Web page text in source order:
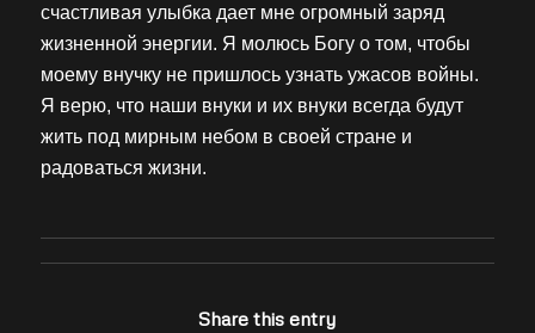
счастливая улыбка дает мне огромный заряд
жизненной энергии. Я молюсь Богу о том, чтобы
моему внучку не пришлось узнать ужасов войны.
Я верю, что наши внуки и их внуки всегда будут
жить под мирным небом в своей стране и
радоваться жизни.
Share this entry